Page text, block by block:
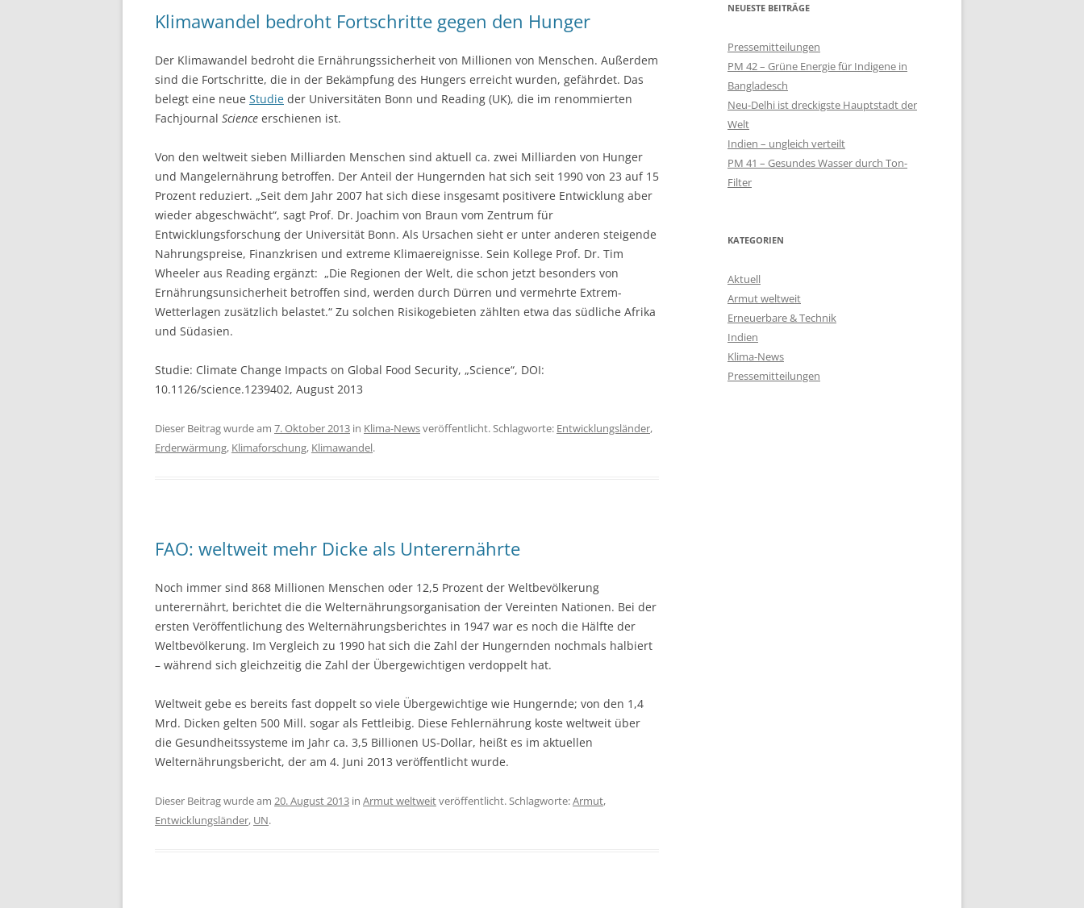
GANGES-INSELN – SOLAR-LAMPEN
AM ENDE DER WELT
MAHARASHTRA – SCHULPROJEKT
MIT SOLARLAMPEN
INDISCHE UREINWOHNER
Klimawandel bedroht Fortschritte gegen den Hunger
Der Klimawandel bedroht die Ernährungssicherheit von Millionen von Menschen. Außerdem
sind die Fortschritte, die in der Bekämpfung des Hungers erreicht wurden, gefährdet. Das
belegt eine neue Studie der Universitäten Bonn und Reading (UK), die im renommierten
Fachjournal Science erschienen ist.
Von den weltweit sieben Milliarden Menschen sind aktuell ca. zwei Milliarden von Hunger
und Mangelernährung betroffen. Der Anteil der Hungernden hat sich seit 1990 von 23 auf 15
Prozent reduziert. „Seit dem Jahr 2007 hat sich diese insgesamt positivere Entwicklung aber
wieder abgeschwächt“, sagt Prof. Dr. Joachim von Braun vom Zentrum für
Entwicklungsforschung der Universität Bonn. Als Ursachen sieht er unter anderen steigende
Nahrungspreise, Finanzkrisen und extreme Klimaereignisse. Sein Kollege Prof. Dr. Tim
Wheeler aus Reading ergänzt: „Die Regionen der Welt, die schon jetzt besonders von
Ernährungsunsicherheit betroffen sind, werden durch Dürren und vermehrte Extrem-
Wetterlagen zusätzlich belastet.“ Zu solchen Risikogebieten zählten etwa das südliche Afrika
und Südasien.
Studie: Climate Change Impacts on Global Food Security, „Science“, DOI:
10.1126/science.1239402, August 2013
Dieser Beitrag wurde am 7. Oktober 2013 in Klima-Newsveröffentlicht. Schlagworte: Entwicklungsländer,
Erderwärmung, Klimaforschung, Klimawandel.
FAO: weltweit mehr Dicke als Unterernährte
Noch immer sind 868 Millionen Menschen oder 12,5 Prozent der Weltbevölkerung
unterernährt, berichtet die die Welternährungsorganisation der Vereinten Nationen. Bei der
ersten Veröffentlichung des Welternährungsberichtes in 1947 war es noch die Hälfte der
Weltbevölkerung. Im Vergleich zu 1990 hat sich die Zahl der Hungernden nochmals halbiert
– während sich gleichzeitig die Zahl der Übergewichtigen verdoppelt hat.
Weltweit gebe es bereits fast doppelt so viele Übergewichtige wie Hungernde; von den 1,4
Mrd. Dicken gelten 500 Mill. sogar als Fettleibig. Diese Fehlernährung koste weltweit über
die Gesundheitssysteme im Jahr ca. 3,5 Billionen US-Dollar, heißt es im aktuellen
Welternährungsbericht, der am 4. Juni 2013 veröffentlicht wurde.
Dieser Beitrag wurde am 20. August 2013 in Armut weltweitveröffentlicht. Schlagworte:Armut,
Entwicklungsländer, UN.
NEUESTE BEITRÄGE
Pressemitteilungen
PM 42 – Grüne Energie für Indigene in
Bangladesch
Neu-Delhi ist dreckigste Hauptstadt der
Welt
Indien – ungleich verteilt
PM 41 – Gesundes Wasser durch Ton-
Filter
KATEGORIEN
Aktuell
Armut weltweit
Erneuerbare & Technik
Indien
Klima-News
Pressemitteilungen